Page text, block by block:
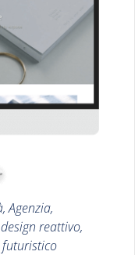
Agenzia,
reattivo,
futuristico